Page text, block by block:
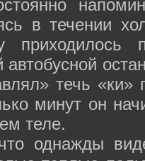
в течении
автобусной
течь «ки»
минут он
теле.
однажды